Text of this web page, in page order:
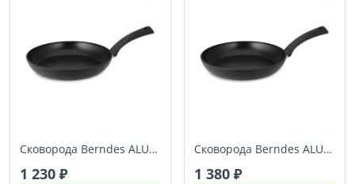
Сковорода Berndes ALU-SPECIALS (Ø 20 см) (011213)
1 230
Сковорода Berndes ALU-SPECIALS (Ø 24 см) (011215)
1 380